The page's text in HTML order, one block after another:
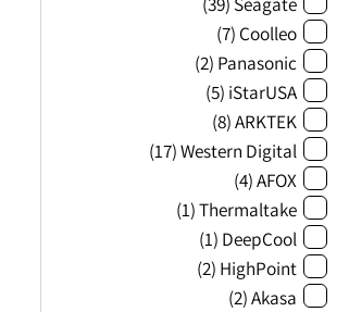
Coolleo
(7)
Panasonic
(2)
iStarUSA
(5)
ARKTEK
(8)
Western Digital
(17)
AFOX
(4)
Thermaltake
(1)
DeepCool
(1)
HighPoint
(2)
Akasa
(2)